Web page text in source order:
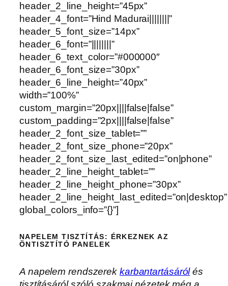
header_2_line_height=”45px”
header_4_font=”Hind Madurai||||||||”
header_5_font_size=”14px”
header_6_font=”||||||||”
header_6_text_color=”#000000″
header_6_font_size=”30px”
header_6_line_height=”40px”
width=”100%”
custom_margin=”20px||||false|false”
custom_padding=”2px||||false|false”
header_2_font_size_tablet=””
header_2_font_size_phone=”20px”
header_2_font_size_last_edited=”on|phone”
header_2_line_height_tablet=””
header_2_line_height_phone=”30px”
header_2_line_height_last_edited=”on|desktop”
global_colors_info=”{}”]
NAPELEM TISZTÍTÁS: ÉRKEZNEK AZ
ÖNTISZTÍTÓ PANELEK
A napelem rendszerek karbantartásárólés